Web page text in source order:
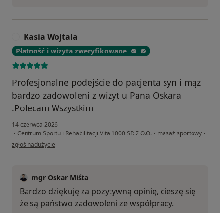
Kasia Wojtala
Płatność i wizyta zweryfikowane
Profesjonalne podejście do pacjenta syn i mąż
bardzo zadowoleni z wizyt u Pana Oskara
.Polecam Wszystkim
14 czerwca 2026
• Centrum Sportu i Rehabilitacji Vita 1000 SP. Z O.O. • masaż sportowy •
w opinii użytkownika Kasia Wojtala
zgłoś nadużycie
mgr Oskar Miśta
Bardzo dziękuję za pozytywną opinię, cieszę się
że są państwo zadowoleni ze współpracy.